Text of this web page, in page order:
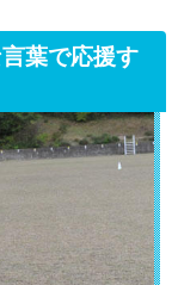
葉で応援す